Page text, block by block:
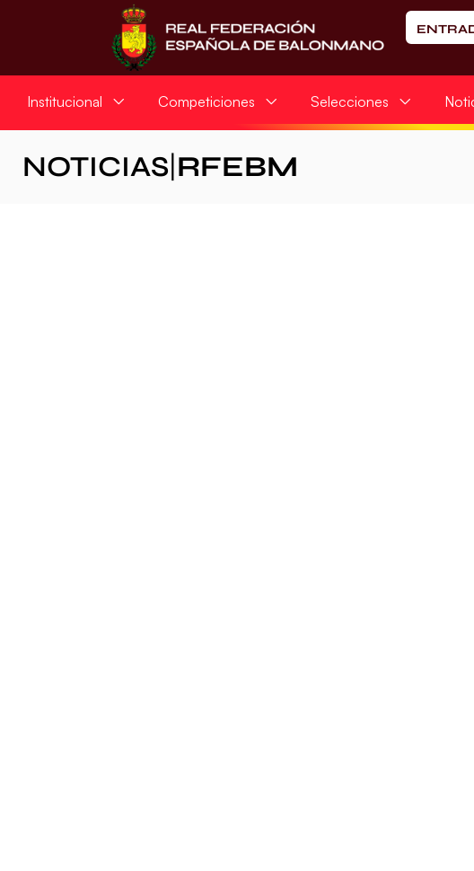
Institucional Competiciones Selecciones
NOTICIAS RFEBM